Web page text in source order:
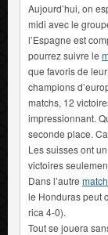
Aujourd’hui, on
midi avec le
l’Espagne est
pourrez suivre le
que favoris de
champions
matchs, 12
impressionnant.
seconde place.
Les suisses ont
victoires
Dans l’autre
le Honduras peut
rica 4-0).
Tout se jouera